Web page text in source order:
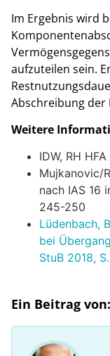
Im Ergebnis wird
aufzuteilen sein.
Abschreibung der
Weitere
IDW, RH HFA
Mujkanovic/
nach IAS 16
245-250
Lüdenbach,
bei
StuB 2018,
Ein Beitrag von: